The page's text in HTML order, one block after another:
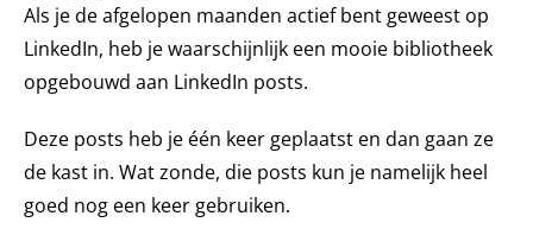
Als je de afgelopen maanden actief bent geweest op
LinkedIn, heb je waarschijnlijk een mooie bibliotheek
opgebouwd aan LinkedIn posts.
Deze posts heb je één keer geplaatst en dan gaan ze
de kast in. Wat zonde, die posts kun je namelijk heel
goed nog een keer gebruiken.